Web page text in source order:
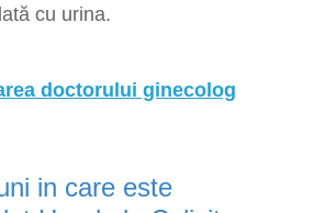
cu urina.
doctorului ginecolog
in care este